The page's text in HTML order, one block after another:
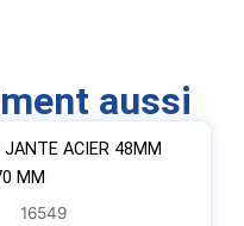
aussi
JANTE ACIER 48MM
MM
16549